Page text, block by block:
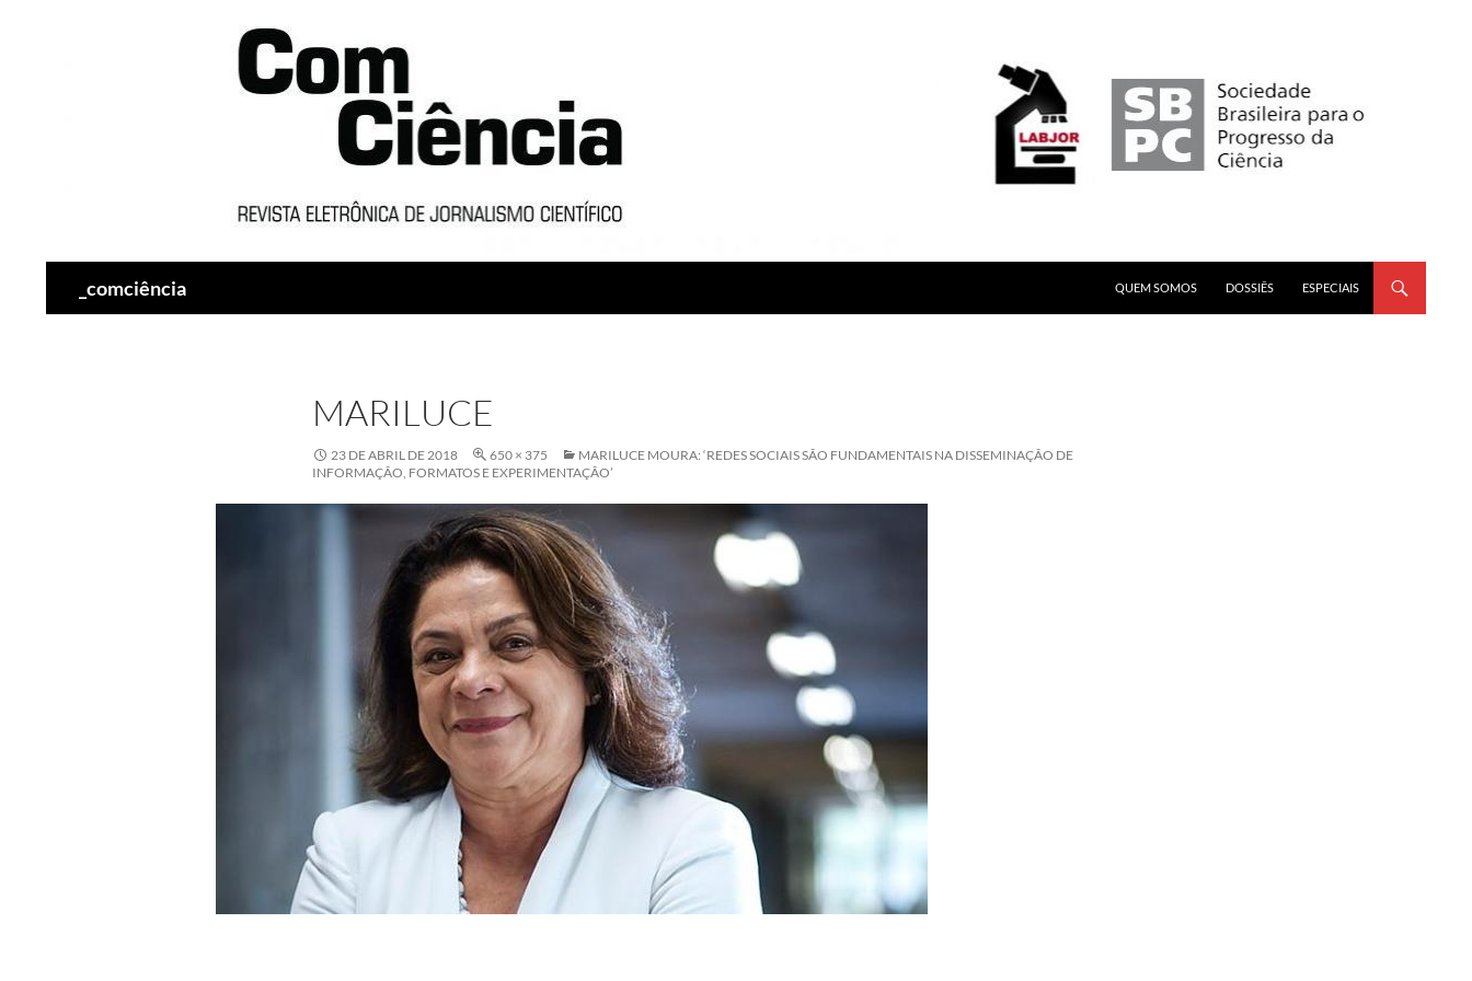
_comciência
QUEM SOMOS
DOSSIÊS ESPECIAIS
MARILUCE
23 DE ABRIL DE 2018 650 × 375
MARILUCE MOURA: ‘REDES SOCIAIS SÃO FUNDAMENTAIS NA DISSEMINAÇÃO DE
INFORMAÇÃO, FORMATOS E EXPERIMENTAÇÃO’